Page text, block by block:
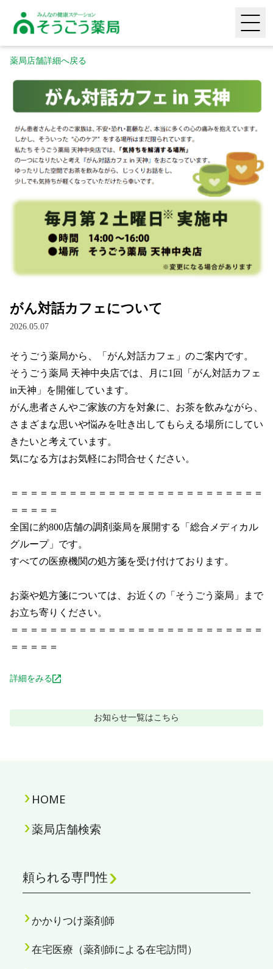
そうごう薬局｜全国の調剤薬局・在宅医療・健康サポ
HOME
薬局店舗検索
頼られる専門性
喜ばれる安心感
生活に寄り添う利便性
採用情報
タヨリス（LINEミニアプリ）
総合メディカルグループ
お問い合わせ
薬局店舗詳細へ戻る
がん対話カフェについて
2026.05.07
そうごう薬局から、「がん対話カフェ」のご案内です。
そうごう薬局 天神中央店では、月に1回「がん対話カフェ
in天神」を開催しています。
がん患者さんやご家族の方を対象に、お茶を飲みながら、
さまざまな思いや悩みを吐き出してもらえる場所にしてい
きたいと考えています。
気になる方はお気軽にお問合せください。
＝＝＝＝＝＝＝＝＝＝＝＝＝＝＝＝＝＝＝＝＝＝＝＝＝＝
＝＝＝＝＝
全国に約800店舗の調剤薬局を展開する「総合メディカル
グループ」です。
すべての医療機関の処方箋を受け付けております。
お薬や処方箋については、お近くの「そうごう薬局」まで
お立ち寄りください。
＝＝＝＝＝＝＝＝＝＝＝＝＝＝＝＝＝＝＝＝＝＝＝＝＝＝
＝＝＝＝＝
詳細をみる
お知らせ一覧はこちら
HOME
薬局店舗検索
頼られる専門性
かかりつけ薬剤師
在宅医療（薬剤師による在宅訪問）